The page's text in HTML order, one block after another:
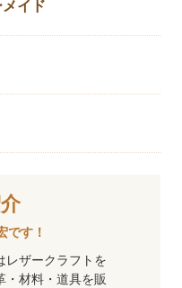
イド
です！
レザークラフトを
・材料・道具を販